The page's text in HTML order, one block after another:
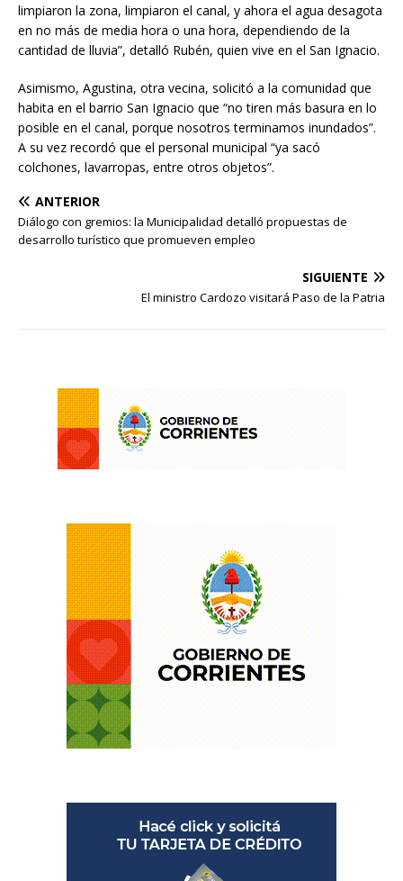
limpiaron la zona, limpiaron el canal, y ahora el agua desagota
en no más de media hora o una hora, dependiendo de la
cantidad de lluvia”, detalló Rubén, quien vive en el San Ignacio.
Asimismo, Agustina, otra vecina, solicitó a la comunidad que
habita en el barrio San Ignacio que “no tiren más basura en lo
posible en el canal, porque nosotros terminamos inundados”.
A su vez recordó que el personal municipal “ya sacó
colchones, lavarropas, entre otros objetos”.
ANTERIOR
Diálogo con gremios: la Municipalidad detalló propuestas de
desarrollo turístico que promueven empleo
SIGUIENTE
El ministro Cardozo visitará Paso de la Patria